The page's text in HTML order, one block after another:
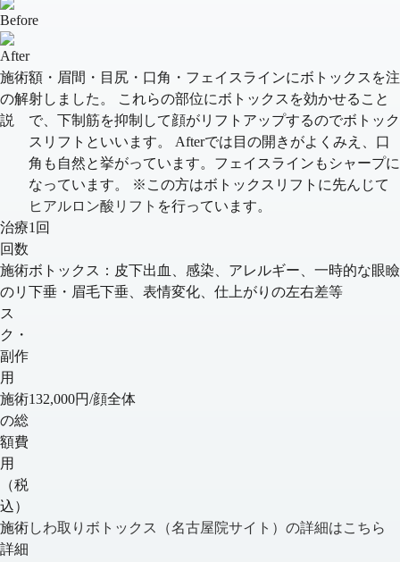
Before
After
施術
の解
説
額・眉間・目尻・口角・フェイスラインにボトックスを注
射しました。 これらの部位にボトックスを効かせること
で、下制筋を抑制して顔がリフトアップするのでボトック
スリフトといいます。 Afterでは目の開きがよくみえ、口
角も自然と挙がっています。フェイスラインもシャープに
なっています。 ※この方はボトックスリフトに先んじて
ヒアルロン酸リフト を行っています。
治療
回数
1回
施術
のリ
ス
ク・
副作
用
ボトックス：皮下出血、感染、アレルギー、一時的な眼瞼
下垂・眉毛下垂、表情変化、仕上がりの左右差等
施術
の総
額費
用
（税
込）
132,000円/顔全体
施術
詳細
しわ取りボトックス（名古屋院サイト）の詳細はこちら